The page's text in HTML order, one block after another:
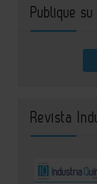
Publique
Revista